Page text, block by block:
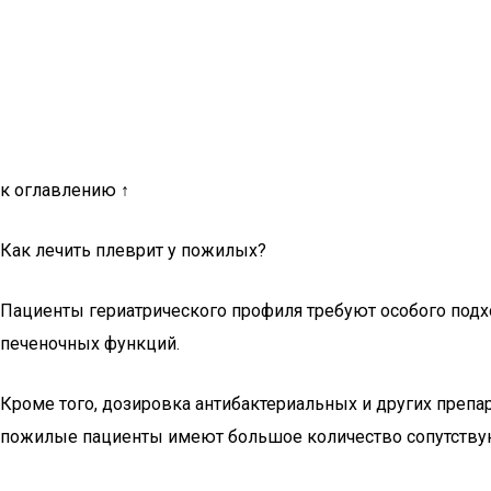
к оглавлению ↑
Как лечить плеврит у пожилых?
Пациенты гериатрического профиля требуют особого
печеночных функций.
Кроме того, дозировка антибактериальных и других
пожилые пациенты имеют большое количество